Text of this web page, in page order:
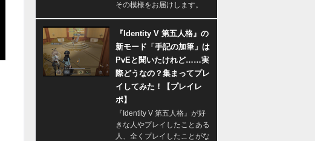
その模様をお届けします。
『Identity V 第五人格』の
新モード「手記の加筆」は
PvEと聞いたけれど……実
際どうなの？集まってプレ
イしてみた！【プレイレ
ポ】
『Identity V 第五人格』が好
きな人やプレイしたことある
人、全くプレイしたことがな